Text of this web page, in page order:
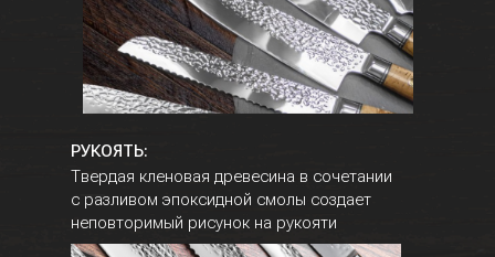
РУКОЯТЬ:
Твердая кленовая древесина в сочетании
с разливом эпоксидной смолы создает
неповторимый рисунок на рукояти